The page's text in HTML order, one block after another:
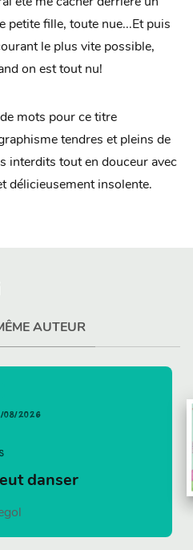
petite fille, toute nue...Et puis
le plus vite possible,
on est tout nu!
mots pour ce titre
tendres et pleins de
interdits tout en douceur avec
délicieusement insolente.
AUTEUR
08/2026
danser